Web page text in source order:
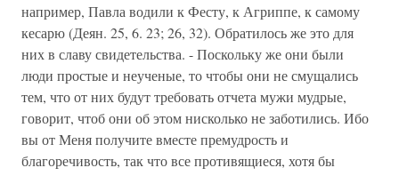
например, Павла водили к Фесту, к Агриппе, к самому
кесарю (Деян. 25, 6. 23; 26, 32). Обратилось же это для
них в славу свидетельства. - Поскольку же они были
люди простые и неученые, то чтобы они не смущались
тем, что от них будут требовать отчета мужи мудрые,
говорит, чтоб они об этом нисколько не заботились. Ибо
вы от Меня получите вместе премудрость и
благоречивость, так что все противящиеся, хотя бы